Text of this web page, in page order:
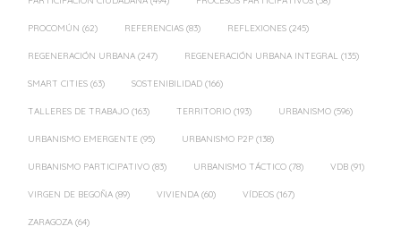
PROCOMÚN (62) REFERENCIAS (83) REFLEXIONES (245)
REGENERACIÓN URBANA (247) REGENERACIÓN URBANA INTEGRAL (135)
SMART CITIES (63) SOSTENIBILIDAD (166)
TALLERES DE TRABAJO (163) TERRITORIO (193) URBANISMO (596)
URBANISMO EMERGENTE (95) URBANISMO P2P (138)
URBANISMO PARTICIPATIVO (83) URBANISMO TÁCTICO (78) VDB (91)
VIRGEN DE BEGOÑA (89) VIVIENDA (60) VÍDEOS (167)
ZARAGOZA (64)